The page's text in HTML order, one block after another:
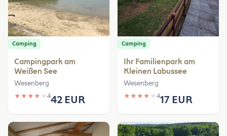
Camping
Campingpark am
Weißen See
Wesenberg
★ ★ ★ ★ ★ 442 EUR
Camping
Ihr Familienpark am
Kleinen Labussee
Wesenberg
★ ★ ★ ★ ★ 417 EUR